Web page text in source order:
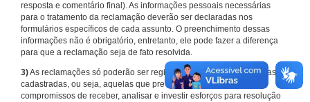
resposta e comentário final). As informações pessoais necessárias
para o tratamento da reclamação deverão ser declaradas nos
formulários específicos de cada assunto. O preenchimento dessas
informações não é obrigatório, entretanto, ele pode fazer a diferença
para que a reclamação seja de fato resolvida.
3)As reclamações só poderão ser registradas em face de empresas
cadastradas, ou seja, aquelas que previamente assumiram
compromissos de receber, analisar e investir esforços para resolução